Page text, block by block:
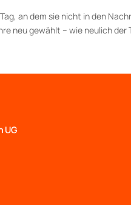
an dem sie nicht in den
neu gewählt – wie neulich
UG